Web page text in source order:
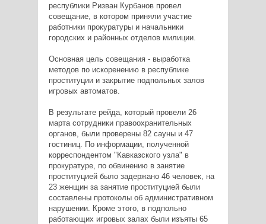
республики Ризван Курбанов провел
совещание, в котором приняли участие
работники прокуратуры и начальники
городских и районных отделов милиции.
Основная цель совещания - выработка
методов по искоренению в республике
проституции и закрытие подпольных залов
игровых автоматов.
В результате рейда, который провели 26
марта сотрудники правоохранительных
органов, были проверены 82 сауны и 47
гостиниц. По информации, полученной
корреспондентом "Кавказского узла" в
прокуратуре, по обвинению в занятие
проституцией было задержано 46 человек, на
23 женщин за занятие проституцией были
составлены протоколы об административном
нарушении. Кроме этого, в подпольно
работающих игровых залах были изъяты 65